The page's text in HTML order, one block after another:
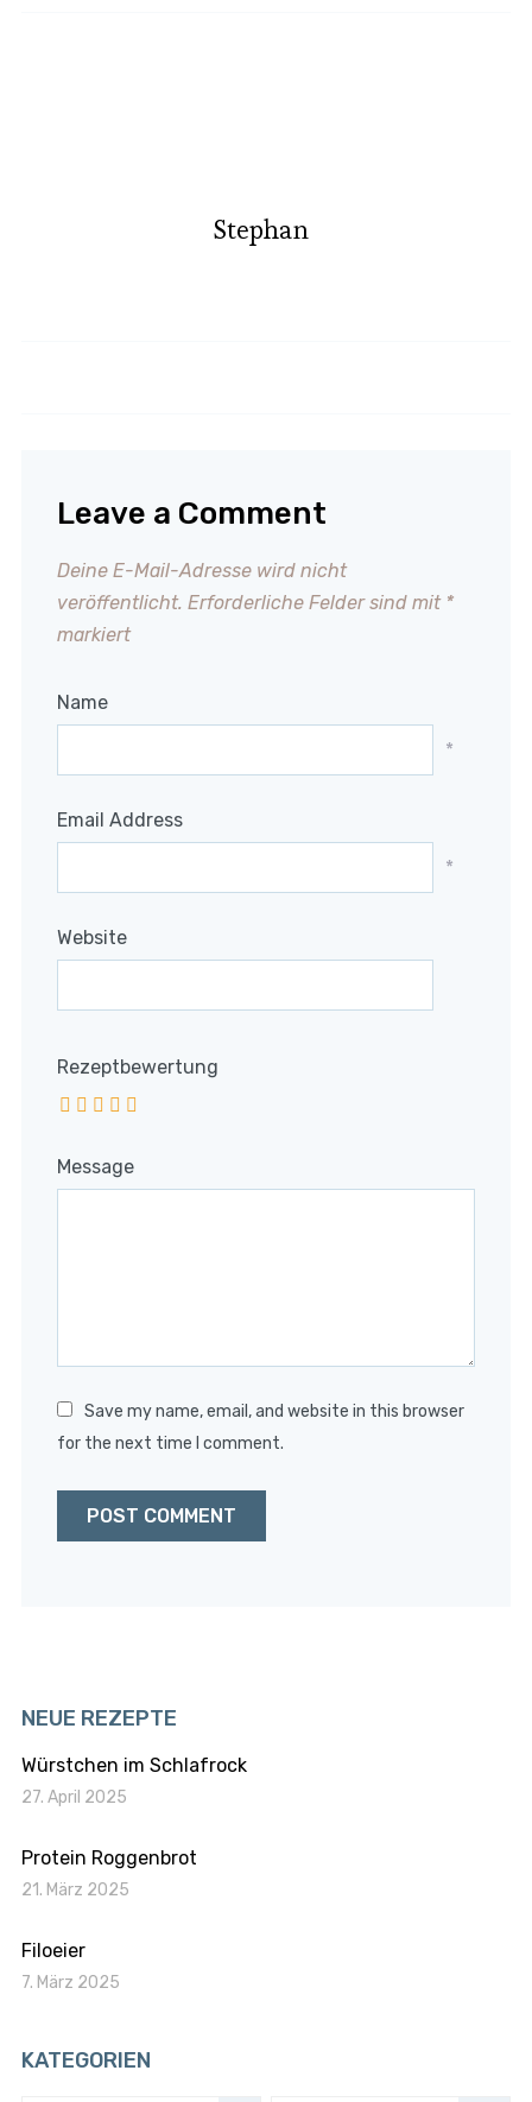
Stephan
Leave a Comment
Deine E-Mail-Adresse wird nicht
veröffentlicht. Erforderliche Felder sind mit *
markiert
Name
*
Email Address
*
Website
Rezeptbewertung
Message
Save my name, email, and website in this browser
for the next time I comment.
NEUE REZEPTE
Würstchen im Schlafrock
27. April 2025
Protein Roggenbrot
21. März 2025
Filoeier
7. März 2025
KATEGORIEN